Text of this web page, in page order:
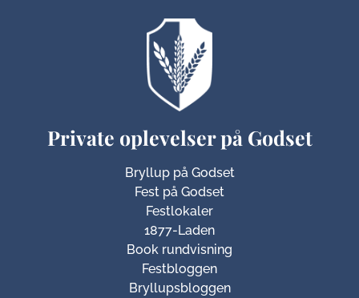
Private oplevelser på Godset
Bryllup på Godset
Fest på Godset
Festlokaler
1877-Laden
Book rundvisning
Festbloggen
Bryllupsbloggen